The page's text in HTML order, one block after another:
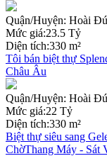
Quận/Huyện: Hoài
Mức giá:23.5 Tỷ
Diện tích:330 m²
Tôi bán biệt thự
Châu Âu
Quận/Huyện: Hoài
Mức giá:22 Tỷ
Diện tích:330 m²
Biệt thự siêu sang
ChờThang Máy - Sát